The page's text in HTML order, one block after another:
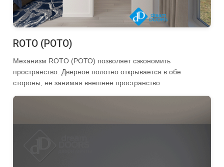
ROTO (РОТО)
Механизм ROTO (РОТО) позволяет сэкономить
пространство. Дверное полотно открывается в обе
стороны, не занимая внешнее пространство.